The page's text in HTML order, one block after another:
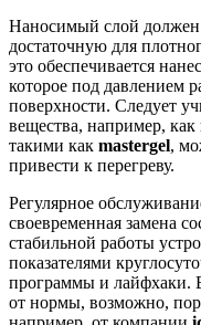
Наносимый слой должен
достаточную для
это обеспечивается
которое под давлением
поверхности. Следует
вещества, например,
такими как mastergel,
привести к перегреву.
Регулярное
своевременная замена
стабильной работы
показателями
программы и лайфхаки.
от нормы, возможно,